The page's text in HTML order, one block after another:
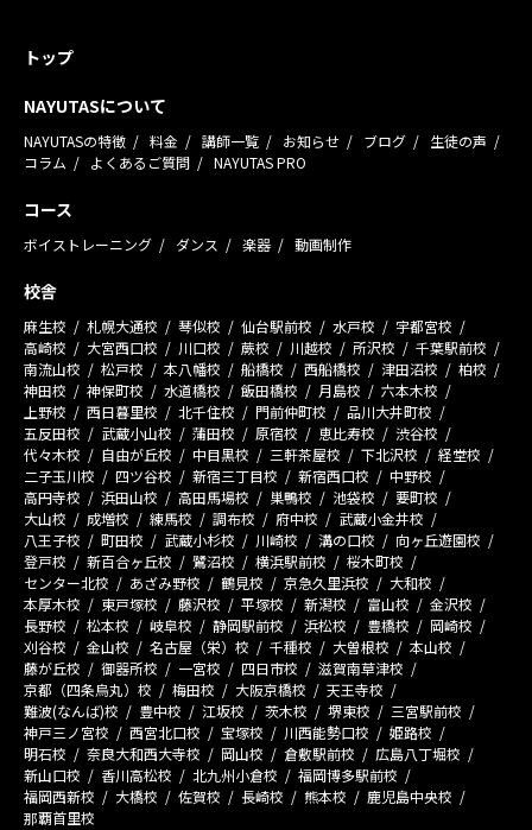
トップ
NAYUTASについて
NAYUTASの特徴 料金 講師一覧 お知らせ ブログ
生徒の声
コラム
よくあるご質問 NAYUTAS PRO
コース
ボイストレーニング ダンス 楽器 動画制作
校舎
麻生校 札幌大通校 琴似校 仙台駅前校 水戸校
宇都宮校
高崎校
大宮西口校 川口校 蕨校 川越校 所沢校
千葉駅前校
南流山校
松戸校 本八幡校 船橋校 西船橋校 津田沼校
柏校
神田校
神保町校 水道橋校 飯田橋校 月島校
六本木校
上野校
西日暮里校 北千住校 門前仲町校
品川大井町校
五反田校
武蔵小山校 蒲田校 原宿校 恵比寿校
渋谷校
代々木校
自由が丘校 中目黒校 三軒茶屋校 下北沢校
経堂校
二子玉川校
四ツ谷校 新宿三丁目校 新宿西口校
中野校
高円寺校
浜田山校 高田馬場校 巣鴨校 池袋校
要町校
大山校
成増校 練馬校 調布校 府中校
武蔵小金井校
八王子校
町田校 武蔵小杉校 川崎校 溝の口校
向ヶ丘遊園校
登戸校
新百合ヶ丘校 鷺沼校 横浜駅前校
桜木町校
センター北校
あざみ野校 鶴見校 京急久里浜校
大和校
本厚木校
東戸塚校 藤沢校 平塚校 新潟校 富山校
金沢校
長野校
松本校 岐阜校 静岡駅前校 浜松校 豊橋校
岡崎校
刈谷校
金山校 名古屋（栄）校 千種校 大曽根校
本山校
藤が丘校
御器所校 一宮校 四日市校
滋賀南草津校
京都（四条烏丸）校
梅田校 大阪京橋校
天王寺校
難波(なんば)校
豊中校 江坂校 茨木校 堺東校
三宮駅前校
神戸三ノ宮校
西宮北口校 宝塚校 川西能勢口校
姫路校
明石校
奈良大和西大寺校 岡山校 倉敷駅前校
広島八丁堀校
新山口校
香川高松校 北九州小倉校
福岡博多駅前校
福岡西新校
大橋校 佐賀校 長崎校 熊本校
鹿児島中央校
那覇首里校